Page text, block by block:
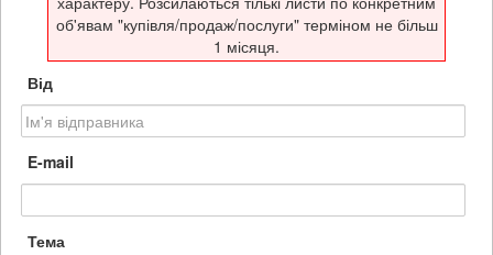
об'явам "купівля/продаж/послуги" терміном не більш
1 місяця.
Від
E-mail
Тема